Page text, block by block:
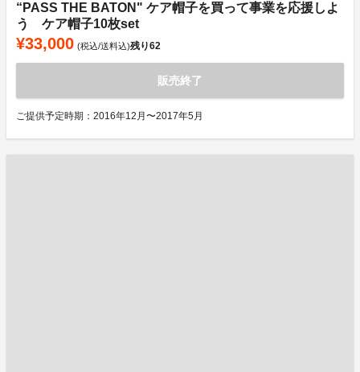
“PASS THE BATON" ケア帽子を買って事業を応援しよ
う ケア帽子10枚set
¥33,000 (税込/送料込)残り62
販売終了
ご提供予定時期：2016年12月〜2017年5月